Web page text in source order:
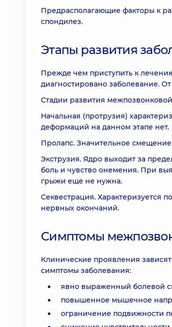
Предрасполагающие факторы к
спондилез.
Этапы развития
Прежде чем приступить к
диагностировано заболевание.
Стадии развития
Начальная (протрузия)
деформаций на данном этапе нет.
Пролапс. Значительное
Экструзия. Ядро выходит за
боль и чувство онемения. При
грыжи еще не нужна.
Секвестрация.
нервных окончаний.
Симптомы
Клинические проявления
симптомы заболевания:
явно выраженный болевой
повышенное мышечное
ограничение подвижности